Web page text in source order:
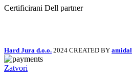
Certificirani Dell partner
Hard Jura d.o.o. 2024 CREATED BY amidal
Zatvori